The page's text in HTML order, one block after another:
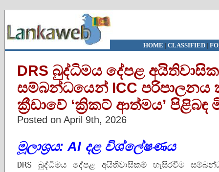
HOME | CLASSIFIED|
DRS බුද්ධිමය දේපළ
සම්බන්ධයෙන් ICC පරිපාලනය
ක්‍රීඩාවේ ‘ක්‍රිකට් ආත්මය’ පිළිබඳ
Posted on April 9th, 2026
මූලාශ්‍රය: AI දළ විශ්ලේෂණය
DRS බුද්ධිමය දේපළ අයිතිවාසිකම් හැසිරවීම